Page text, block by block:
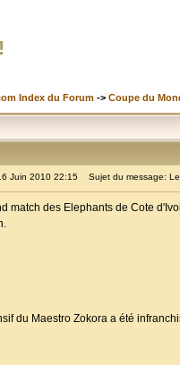
Index du Forum -> Coupe du
Juin 2010 22:15 Sujet du message:
match des Elephants de Cote
du Maestro Zokora a été